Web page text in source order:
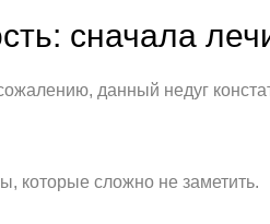
сначала
данный недуг
которые сложно не заметить.